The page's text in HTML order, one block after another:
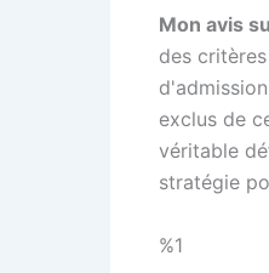
Mon avis
des
exclus de
véritable
stratégie
%1